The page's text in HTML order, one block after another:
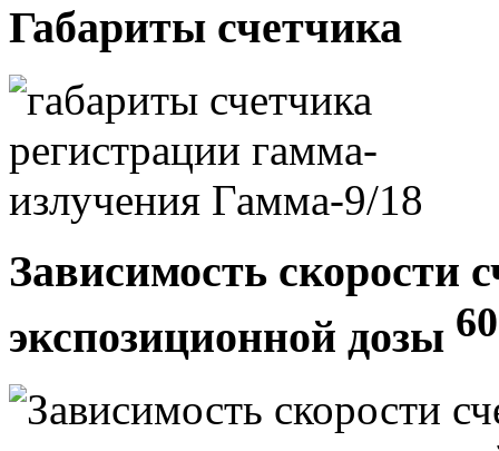
Габариты счетчика
Зависимость скорости
экспозиционной дозы 60